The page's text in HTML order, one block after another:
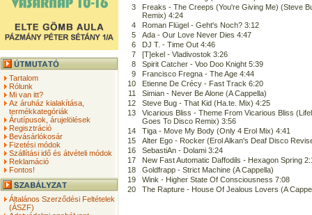
Tartalom
Rólunk
Mi van itt?
Az áruház kialakítása,
termékkategóriák
Árutípusok, árujelölések
Regisztráció
Bevásárlókosár
Fizetési módok
Szállítási idő és átvételi módok
Reklamáció
Fontos!
Általános Szerződési Feltételek
(ÁSZF)
3
Freaks - The Creeps (You're Giving Me) (Steve
Remix) 4:24
4
Roman Flügel - Geht's Noch? 3:12
5
Ada - Our Love Never Dies 4:47
6
DJ T. - Time Out 4:46
7
[T]ekel - Vladivostok 3:26
8
Spirit Catcher - Voo Doo Knight 5:39
9
Francisco Fregna - The Age 4:44
10
Etienne De Crécy - Fast Track 6:20
11
Simian - Never Be Alone (A Cappella)
12
Steve Bug - That Kid (Ha.te. Mix) 4:25
13
Vicarious Bliss - Theme From Vicarious Bliss
Goes To Disco Remix) 3:56
14
Tiga - Move My Body (Only 4 Erol Mix) 4:41
15
Alter Ego - Rocker (Erol Alkan's Deaf Disco
16
SebastiAn - Dolami 3:24
17
New Fast Automatic Daffodils - Hexagon Spring
18
Goldfrapp - Strict Machine (A Cappella)
19
Wink - Higher State Of Consciousness 7:08
20
The Rapture - House Of Jealous Lovers (A